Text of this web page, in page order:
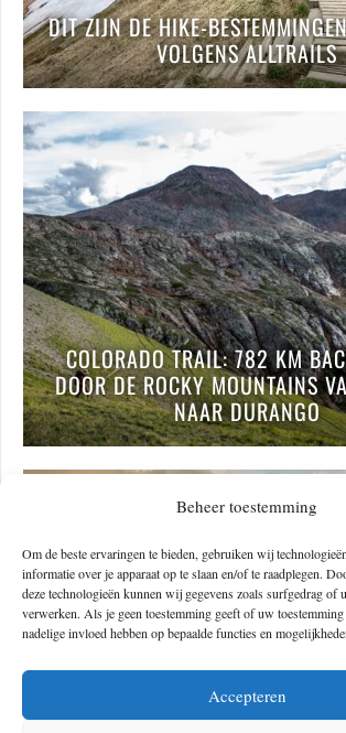
Beheer toestemming
Om de beste ervaringen te bieden, gebruiken wij
informatie over je apparaat op te slaan en/of te raadplegen.
deze technologieën kunnen wij gegevens zoals surfgedrag of
verwerken. Als je geen toestemming geeft of uw
nadelige invloed hebben op bepaalde functies en
Accepteren
DIT ZIJN DE HIKE-
VOLGENS ALLTRAILS
COLORADO TRAIL: 782 KM
DOOR DE ROCKY MOUNTAINS
NAAR DURANGO